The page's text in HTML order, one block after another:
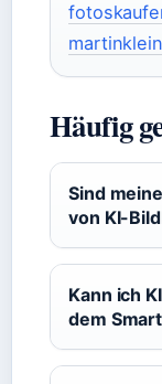
Häufig
Sind
von KI-
Kann ich
dem